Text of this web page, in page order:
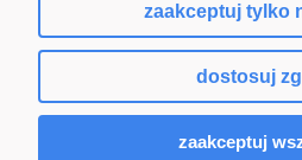
Sklep internetowy
zaakceptuj tylko
dostosuj
zaakceptuj